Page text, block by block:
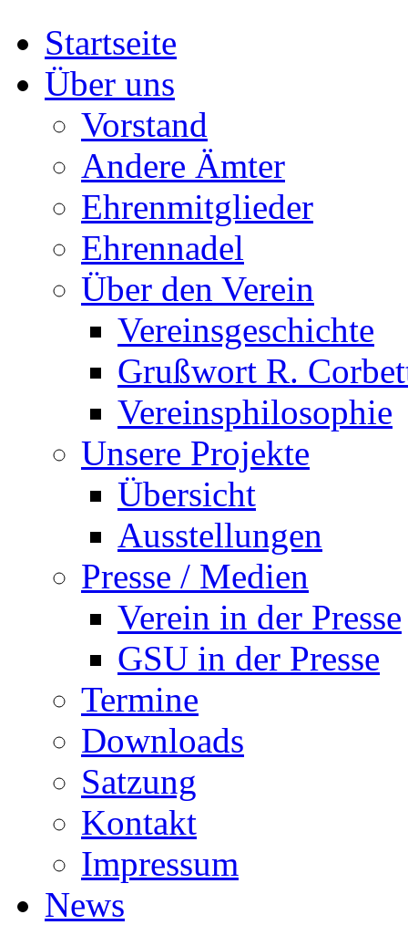
Startseite
Über uns
Vorstand
Andere Ämter
Ehrenmitglieder
Ehrennadel
Über den Verein
Vereinsgeschichte
Grußwort R.
Vereinsphilosophie
Unsere Projekte
Übersicht
Ausstellungen
Presse / Medien
Verein in der Presse
GSU in der Presse
Termine
Downloads
Satzung
Kontakt
Impressum
News